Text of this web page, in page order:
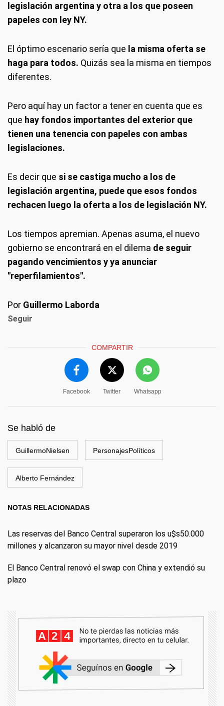
legislación argentina y otra a los que poseen
papeles con ley NY.
El óptimo escenario sería que la misma oferta se
haga para todos. Quizás sea la misma en tiempos
diferentes.
Pero aquí hay un factor a tener en cuenta que es
que hay fondos importantes del exterior que
tienen una tenencia con papeles con ambas
legislaciones.
Es decir que si se castiga mucho a los de
legislación argentina, puede que esos fondos
rechacen luego la oferta a los de legislación NY.
Los tiempos apremian. Apenas asuma, el nuevo
gobierno se encontrará en el dilema de seguir
pagando vencimientos y ya anunciar
"reperfilamientos".
Por Guillermo Laborda
Seguir
COMPARTIR
Facebook Twitter Whatsapp
Se habló de
GuillermoNielsen PersonajesPolíticos
Alberto Fernández
NOTAS RELACIONADAS
Las reservas del Banco Central superaron los u$s50.000
millones y alcanzaron su mayor nivel desde 2019
El Banco Central renovó el swap con China y extendió su
plazo